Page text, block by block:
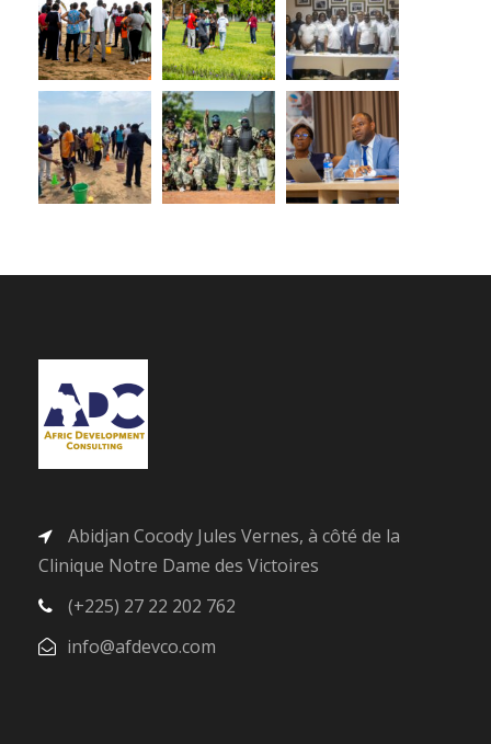
Abidjan Cocody Jules Vernes, à côté de la
Clinique Notre Dame des Victoires
(+225) 27 22 202 762
info@afdevco.com